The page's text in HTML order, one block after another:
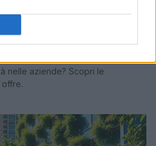
come volano per la
nelle aziende? Scopri le